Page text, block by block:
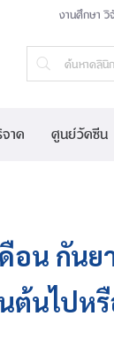
งานศึกษา วิ
าค ศูนย์วัคซีน
อน กันย
ต้นไปห